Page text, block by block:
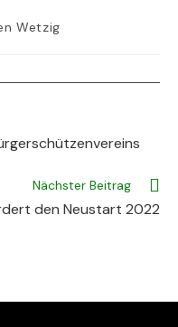
Wetzig
Nächster Beitrag
den Neustart 2022